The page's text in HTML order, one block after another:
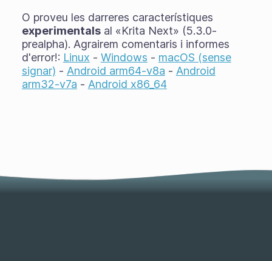
O proveu les darreres característiques
experimentalsal «Krita Next» (5.3.0-
prealpha). Agrairem comentaris i informes
d'error!: Linux - Windows - macOS (sense
signar) - Android arm64-v8a - Android
arm32-v7a - Android x86_64